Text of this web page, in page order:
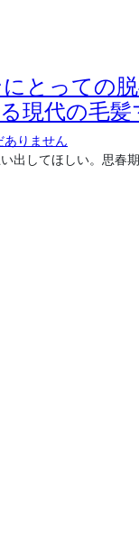
とっての
現代の毛
ありません
い出してほしい。思春